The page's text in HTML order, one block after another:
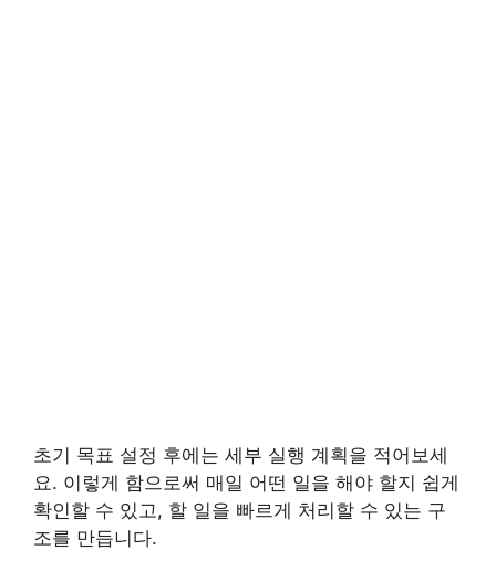
초기 목표 설정 후에는 세부 실행 계획을 적어보세
요. 이렇게 함으로써 매일 어떤 일을 해야 할지 쉽게
확인할 수 있고, 할 일을 빠르게 처리할 수 있는 구
조를 만듭니다.